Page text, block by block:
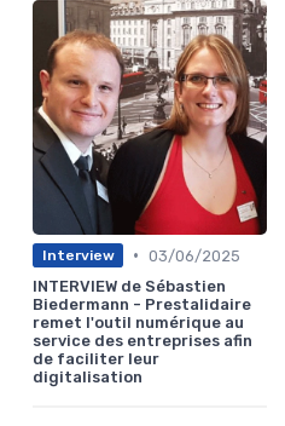
Interview • 03/06/2025
INTERVIEW de Sébastien
Biedermann - Prestalidaire
remet l'outil numérique au
service des entreprises afin
de faciliter leur
digitalisation